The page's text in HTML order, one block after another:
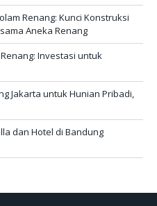
Renang: Kunci Konstruksi
Aneka Renang
Investasi untuk
Jakarta untuk Hunian Pribadi,
dan Hotel di Bandung